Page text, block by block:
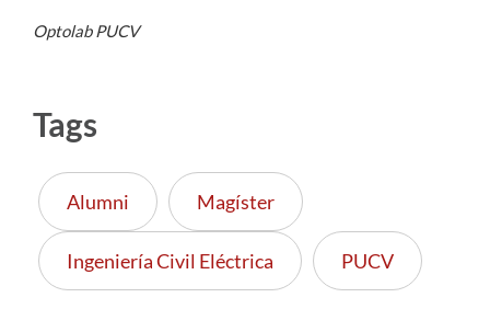
Optolab PUCV
Tags
Alumni Magíster
Ingeniería Civil Eléctrica PUCV